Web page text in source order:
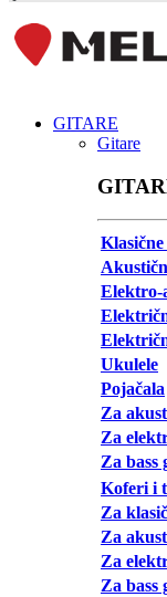
GITARE
Gitare
Elektro-
Ukulele
Pojačala
Za
Za
Za bass
Koferi i
Za
Za
Za
Za bass